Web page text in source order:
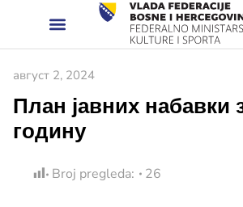
август 2, 2024
План јавних набавки
годину
Broj pregleda: 26